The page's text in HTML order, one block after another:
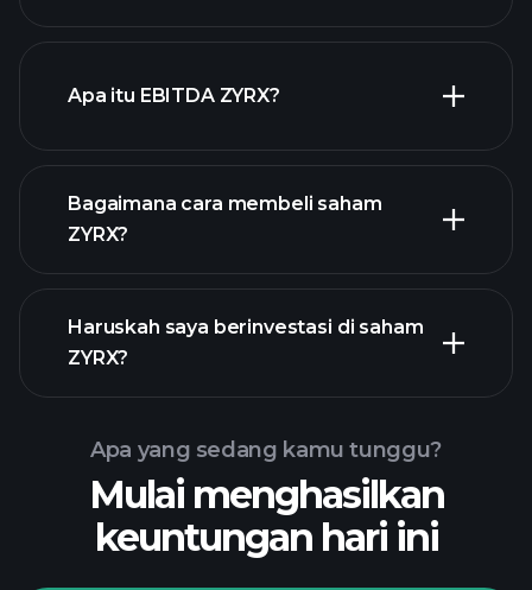
Apa itu EBITDA ZYRX?
laporan
keuangan ZYRX
Bagaimana cara membeli saham
ZYRX?
Turnamen
Playtrade
broker yang
Haruskah saya berinvestasi di saham
ZYRX?
Apa yang sedang kamu tunggu?
Mulai menghasilkan
keuntungan hari ini